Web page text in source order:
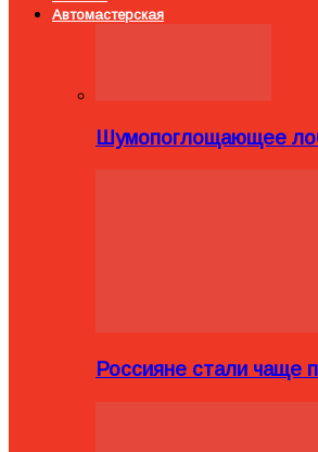
Автомастерская
Шумопоглощающее
Россияне стали чаще